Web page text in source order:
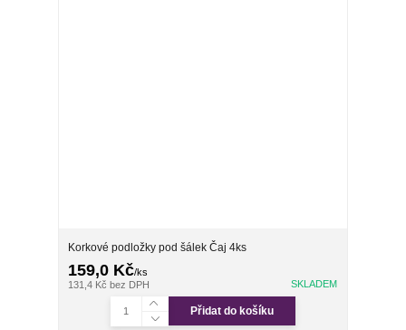
Korkové podložky pod šálek Čaj 4ks
159,0 Kč/ks
131,4 Kčbez DPH SKLADEM
Přidat do košíku